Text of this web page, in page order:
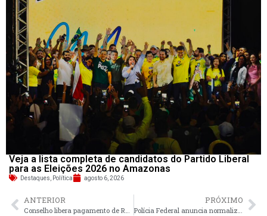
Veja a lista completa de candidatos do Partido Liberal
para as Eleições 2026 no Amazonas
Destaques Política agosto 6, 2026
ANTERIOR PRÓXIMO